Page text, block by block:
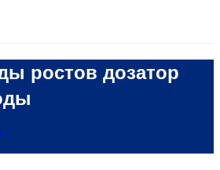
ростов дозатор